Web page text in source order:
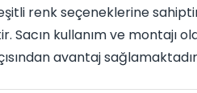
renk seçeneklerine
kullanım ve montajı
avantaj